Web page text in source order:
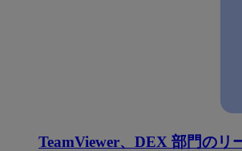
TeamViewer、DEX 部門のリ